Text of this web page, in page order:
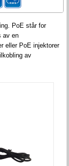
PoE står for
av en
eller PoE injektorer
av